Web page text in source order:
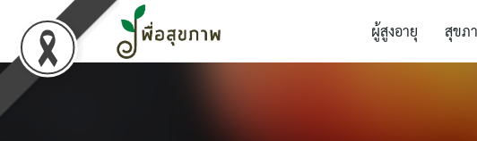
content
ผู้สูงอายุ สุขภ